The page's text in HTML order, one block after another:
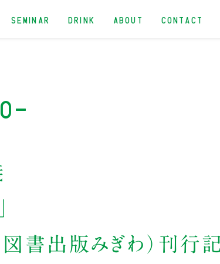
SEMINAR DRINK ABOUT CONTACT
図書出版みぎわ）刊行